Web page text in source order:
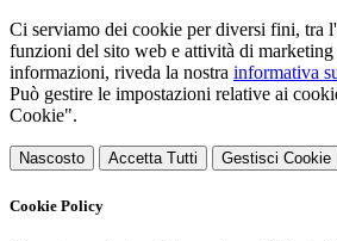
Ci serviamo dei cookie per diversi fini, tra
funzioni del sito web e attività di
informazioni, riveda la nostra informativa
Può gestire le impostazioni relative ai
Cookie".
Nascosto Accetta Tutti Gestisci Cookie
Cookie Policy